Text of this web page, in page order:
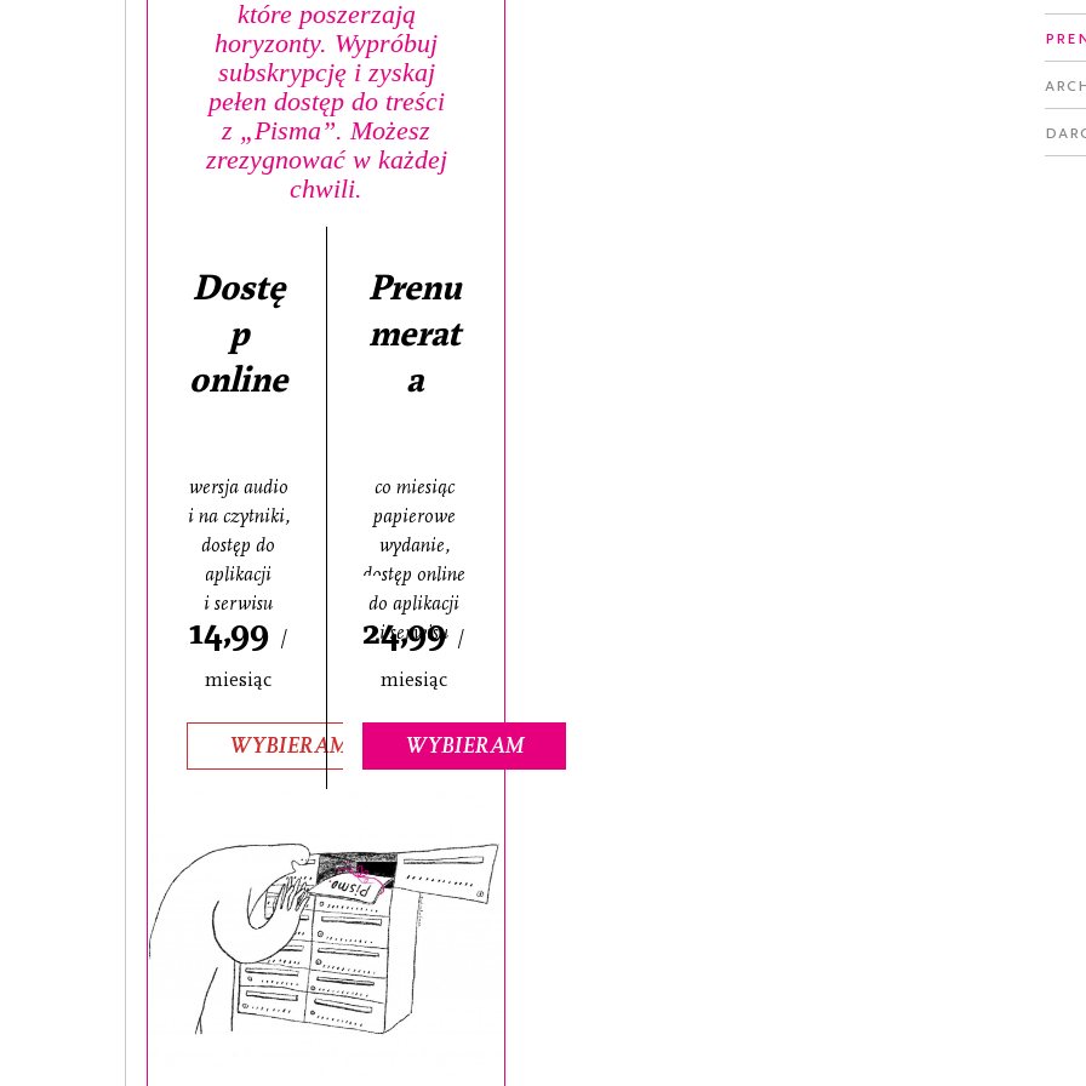
które poszerzają
horyzonty. Wypróbuj
subskrypcję i zyskaj
pełen dostęp do treści
z „Pisma”. Możesz
zrezygnować w każdej
chwili.
Dostę
p
online
wersja audio
i na czytniki,
dostęp do
aplikacji
i serwisu
14,99
/
miesiąc
WYBIERAM
Prenu
merat
a
co miesiąc
papierowe
wydanie,
dostęp online
do aplikacji
i serwisu
24,99
/
miesiąc
WYBIERAM